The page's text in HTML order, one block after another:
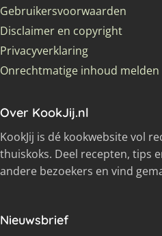
Gebruikersvoorwaarden
Disclaimer en copyright
Privacyverklaring
Onrechtmatige inhoud melden
Over KookJij.nl
KookJij is dé kookwebsite vol
thuiskoks. Deel recepten, tips
andere bezoekers en vind
Nieuwsbrief